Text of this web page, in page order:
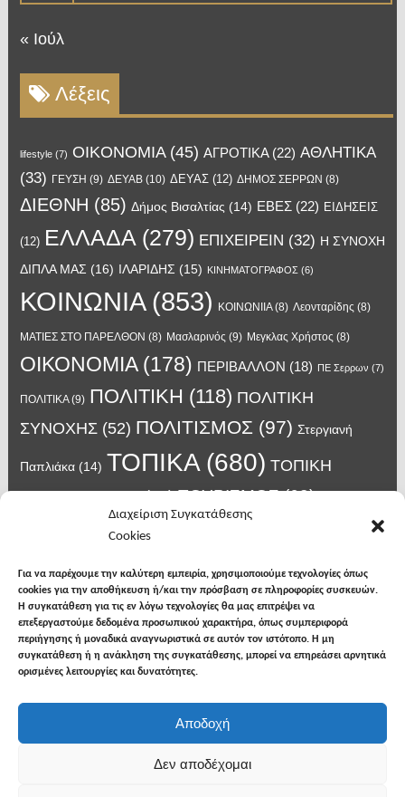
Διαχείριση Συγκατάθεσης
Cookies
Για να παρέχουμε την καλύτερη εμπειρία, χρησιμοποιούμε τεχνολογίες όπως
cookies για την αποθήκευση ή/και την πρόσβαση σε πληροφορίες συσκευών.
Η συγκατάθεση για τις εν λόγω τεχνολογίες θα μας επιτρέψει να
επεξεργαστούμε δεδομένα προσωπικού χαρακτήρα, όπως συμπεριφορά
περιήγησης ή μοναδικά αναγνωριστικά σε αυτόν τον ιστότοπο. Η μη
συγκατάθεση ή η ανάκληση της συγκατάθεσης, μπορεί να επηρεάσει αρνητικά
ορισμένες λειτουργίες και δυνατότητες.
Αποδοχή
Δεν αποδέχομαι
« Ιούλ
Λέξεις
lifestyle(7) OIKONOMIA(45) ΑΓΡΟΤΙΚΑ(22) ΑΘΛΗΤΙΚΑ
(33) ΓΕΥΣΗ (9) ΔΕΥΑΒ(10) ΔΕΥΑΣ(12) ΔΗΜΟΣ ΣΕΡΡΩΝ (8)
ΔΙΕΘΝΗ (85) Δήμος Βισαλτίας (14) ΕΒΕΣ(22) ΕΙΔΗΣΕΙΣ
(12) ΕΛΛΑΔΑ(279) ΕΠΙΧΕΙΡΕΙΝ (32) Η ΣΥΝΟΧΗ
ΔΙΠΛΑ ΜΑΣ (16) ΙΛΑΡΙΔΗΣ (15) ΚΙΝΗΜΑΤΟΓΡΑΦΟΣ(6)
ΚΟΙΝΩΝΙΑ(853) ΚΟΙΝΩΝΙΙΑ(8) Λεονταρίδης (8)
ΜΑΤΙΕΣ ΣΤΟ ΠΑΡΕΛΘΟΝ (8) Μασλαρινός (9) Μεγκλας Χρήστος (8)
ΟΙΚΟΝΟΜΙΑ(178) ΠΕΡΙΒΑΛΛΟΝ (18) ΠΕ Σερρων (7)
ΠΟΛΙΤΙΚΑ(9) ΠΟΛΙΤΙΚΗ (118) ΠΟΛΙΤΙΚΗ
ΣΥΝΟΧΗΣ(52) ΠΟΛΙΤΙΣΜΟΣ (97) Στεργιανή
Παπλιάκα(14) ΤΟΠΙΚΑ(680) ΤΟΠΙΚΗ
ΑΥΤΟΔΙΟΙΚΗΣΗ(45) ΤΟΥΡΙΣΜΟΣ(63)
(14) Χατζηβασιλειου
κρούσματα κορονοϊού(18) λαϊκή Νιγρίτας(13) νοσοκομείο Σερρών
σπυροπουλος(7) υγεια(148)
Copyright © 2026Φωνή της Βισαλτίας